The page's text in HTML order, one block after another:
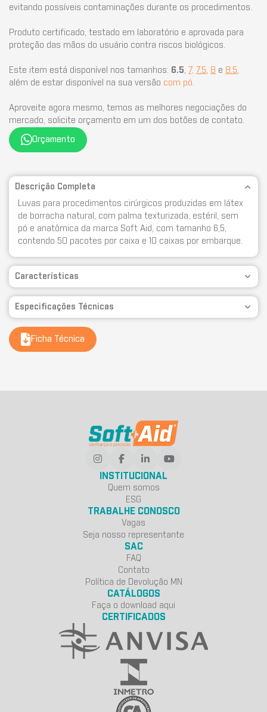
evitando possíveis contaminações durante os procedimentos.
Produto certificado, testado em laboratório e aprovada para
proteção das mãos do usuário contra riscos biológicos.
Este item está disponível nos tamanhos: 6.5, 7, 7.5, 8 e 8.5,
além de estar disponível na sua versão com pó.
Aproveite agora mesmo, temos as melhores negociações do
mercado, solicite orçamento em um dos botões de contato.
Orçamento
Descrição Completa
Luvas para procedimentos cirúrgicos produzidas em látex
de borracha natural, com palma texturizada, estéril, sem
pó e anatômica da marca Soft Aid, com tamanho 6,5,
contendo 50 pacotes por caixa e 10 caixas por embarque.
Características
Especificações Técnicas
Ficha Técnica
INSTITUCIONAL
Quem somos
ESG
TRABALHE CONOSCO
Vagas
Seja nosso representante
SAC
FAQ
Contato
Política de Devolução MN
CATÁLOGOS
Faça o download aqui
CERTIFICADOS